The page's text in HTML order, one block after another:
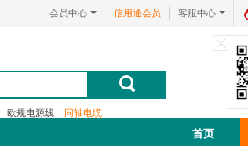
会员中心 信用通会员 客服中心
欧规电源线 同轴电缆
首页